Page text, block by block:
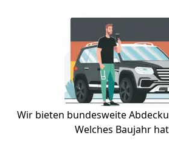
Wir bieten bundesweite
Welches Baujahr